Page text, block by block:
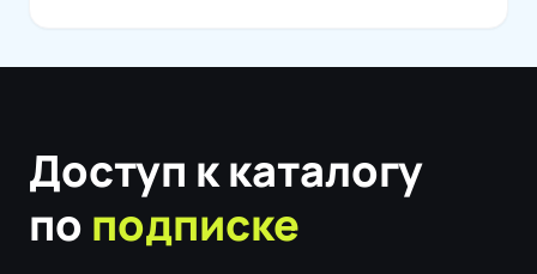
Доступ к каталогу
по подписке